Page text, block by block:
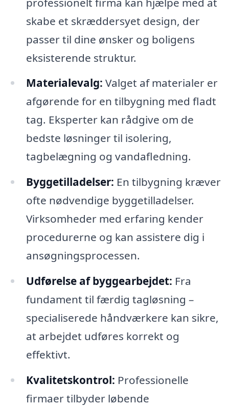
skabe et skræddersyet design, der
passer til dine ønsker og boligens
eksisterende struktur.
Materialevalg: Valget af materialer er
afgørende for en tilbygning med fladt
tag. Eksperter kan rådgive om de
bedste løsninger til isolering,
tagbelægning og vandafledning.
Byggetilladelser: En tilbygning kræver
ofte nødvendige byggetilladelser.
Virksomheder med erfaring kender
procedurerne og kan assistere dig i
ansøgningsprocessen.
Udførelse af byggearbejdet: Fra
fundament til færdig tagløsning –
specialiserede håndværkere kan sikre,
at arbejdet udføres korrekt og
effektivt.
Kvalitetskontrol: Professionelle
firmaer tilbyder løbende